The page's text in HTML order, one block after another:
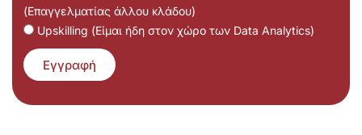
(Επαγγελματίας άλλου κλάδου)
Upskilling (Είμαι ήδη στον χώρο των Data Analytics)
Εγγραφή